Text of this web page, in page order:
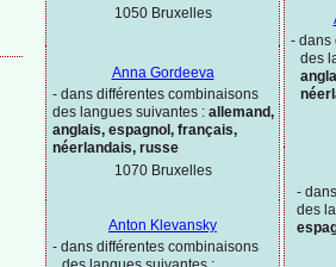
- dans
des
-
des
1050 Bruxelles
Anna Gordeeva
- dans différentes combinaisons
des langues suivantes : allemand,
anglais, espagnol, français,
néerlandais, russe
1070 Bruxelles
Anton Klevansky
- dans différentes combinaisons